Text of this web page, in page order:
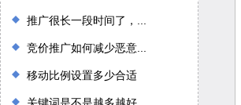
推广很长一段时间了，...
竞价推广如何减少恶意...
移动比例设置多少合适